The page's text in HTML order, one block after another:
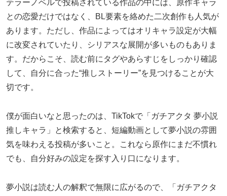
テラーノベルで投稿されている作品の中には、原作キャラ
との恋愛だけではなく、BL要素を絡めた二次創作も人気が
あります。ただし、作品によってはオリキャラ設定が大幅
に改変されていたり、シリアスな展開が多いものもありま
す。だからこそ、読む前にタグやあらすじをしっかり確認
して、自分に合った“推しストーリー”を見つけることが大
切です。
僕が面白いなと思ったのは、TikTokで「ガチアクタ 夢小説
推しキャラ」と検索すると、短編動画として夢小説の雰囲
気を味わえる投稿が多いこと。これなら原作にまだ不慣れ
でも、自分好みの設定を探す入り口になります。
夢小説は読む人の解釈で無限に広がるので、「ガチアクタ